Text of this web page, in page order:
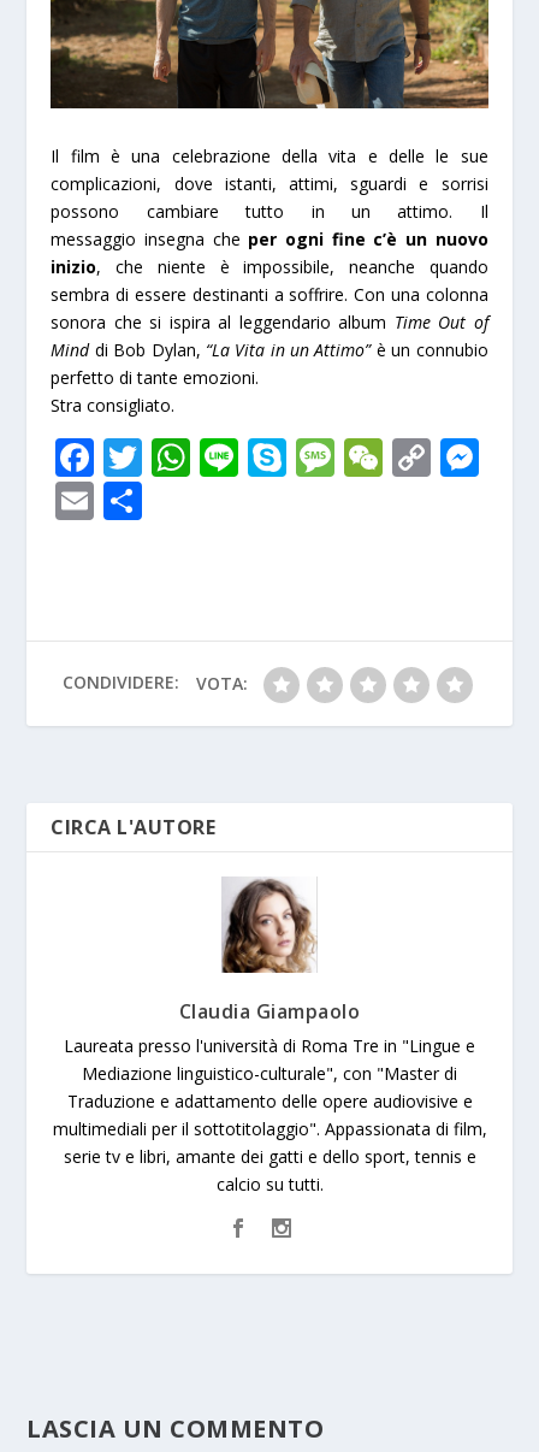
Il film è una celebrazione della vita e delle le sue
complicazioni, dove istanti, attimi, sguardi e sorrisi
possono cambiare tutto in un attimo. Il
messaggio insegna che per ogni fine c’è un nuovo
inizio, che niente è impossibile, neanche quando
sembra di essere destinanti a soffrire. Con una colonna
sonora che si ispira al leggendario album Time Out of
Mind di Bob Dylan, “La Vita in un Attimo” è un connubio
perfetto di tante emozioni.
Stra consigliato.
F
ac
e
o
k
T W
p
p
Li S M
e
W C
n
k
g
E
CONDIVIDERE: VOTA:
CIRCA L'AUTORE
Claudia Giampaolo
Laureata presso l'università di Roma Tre in "Lingue e
Mediazione linguistico-culturale", con "Master di
Traduzione e adattamento delle opere audiovisive e
multimediali per il sottotitolaggio". Appassionata di film,
serie tv e libri, amante dei gatti e dello sport, tennis e
calcio su tutti.
LASCIA UN COMMENTO